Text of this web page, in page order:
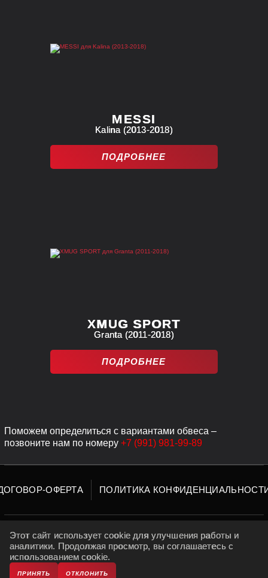
MESSI
Kalina (2013-2018)
ПОДРОБНЕЕ
XMUG SPORT
Granta (2011-2018)
ПОДРОБНЕЕ
Поможем определиться с вариантами обвеса –
позвоните нам по номеру +7 (991) 981-99-89
© ЮРОЛТЮНИНГ 1988-2026
При использовании материалов сайта, ссылка
обязательна.
ОФЕРТА ПОЛИТИКА
Этот сайт использует cookie для улучшения работы и
аналитики. Продолжая просмотр, вы соглашаетесь с
использованием cookie.
ПРИНЯТЬ ОТКЛОНИТЬ